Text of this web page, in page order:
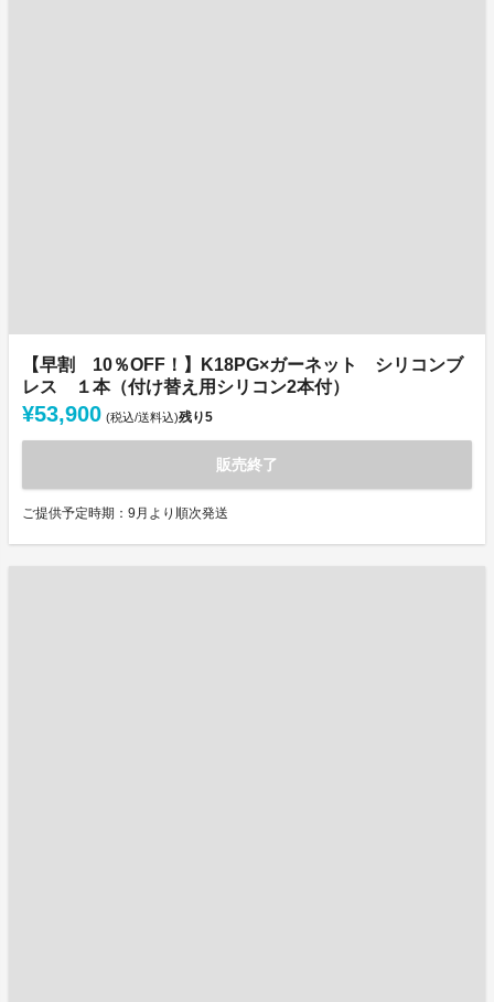
【早割 10％OFF！】K18PG×ガーネット シリコンブ
レス １本（付け替え用シリコン2本付）
¥53,900 (税込/送料込)残り5
販売終了
ご提供予定時期：9月より順次発送